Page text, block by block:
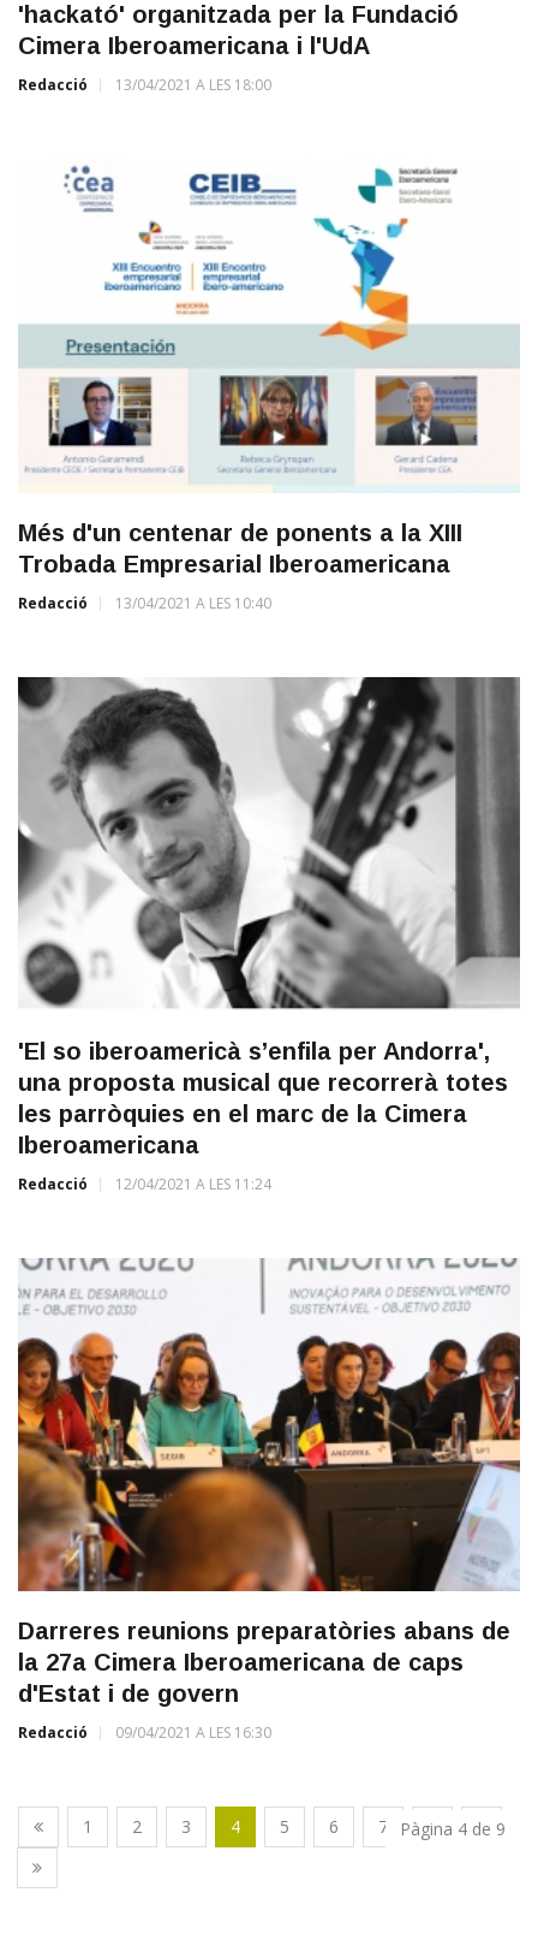
'hackató' organitzada per la Fundació
Cimera Iberoamericana i l'UdA
Redacció 13/04/2021 A LES 18:00
Més d'un centenar de ponents a la XIII
Trobada Empresarial Iberoamericana
Redacció 13/04/2021 A LES 10:40
'El so iberoamericà s’enfila per Andorra',
una proposta musical que recorrerà totes
les parròquies en el marc de la Cimera
Iberoamericana
Redacció 12/04/2021 A LES 11:24
Darreres reunions preparatòries abans de
la 27a Cimera Iberoamericana de caps
d'Estat i de govern
Redacció 09/04/2021 A LES 16:30
1 2 3 4 5 6 7 8 9
Pàgina 4 de 9